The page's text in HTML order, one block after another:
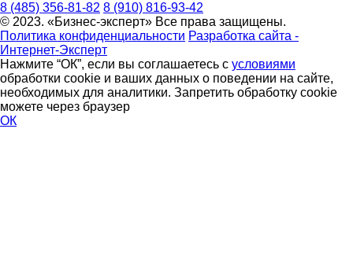
8 (485) 356-81-82 8 (910) 816-93-42
© 2023. «Бизнес-эксперт» Все права защищены.
Политика конфиденциальности Разработка сайта -
Интернет-Эксперт
Нажмите “ОК”, если вы соглашаетесь с условиями
обработки cookie и ваших данных о поведении на сайте,
необходимых для аналитики. Запретить обработку cookie
можете через браузер
ОК